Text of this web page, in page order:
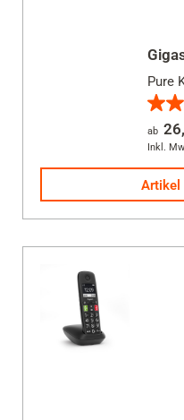
Pure
4.3
von
20
ab
Inkl.
Artikel